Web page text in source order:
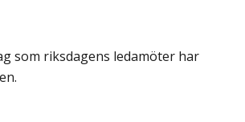
som riksdagens ledamöter har